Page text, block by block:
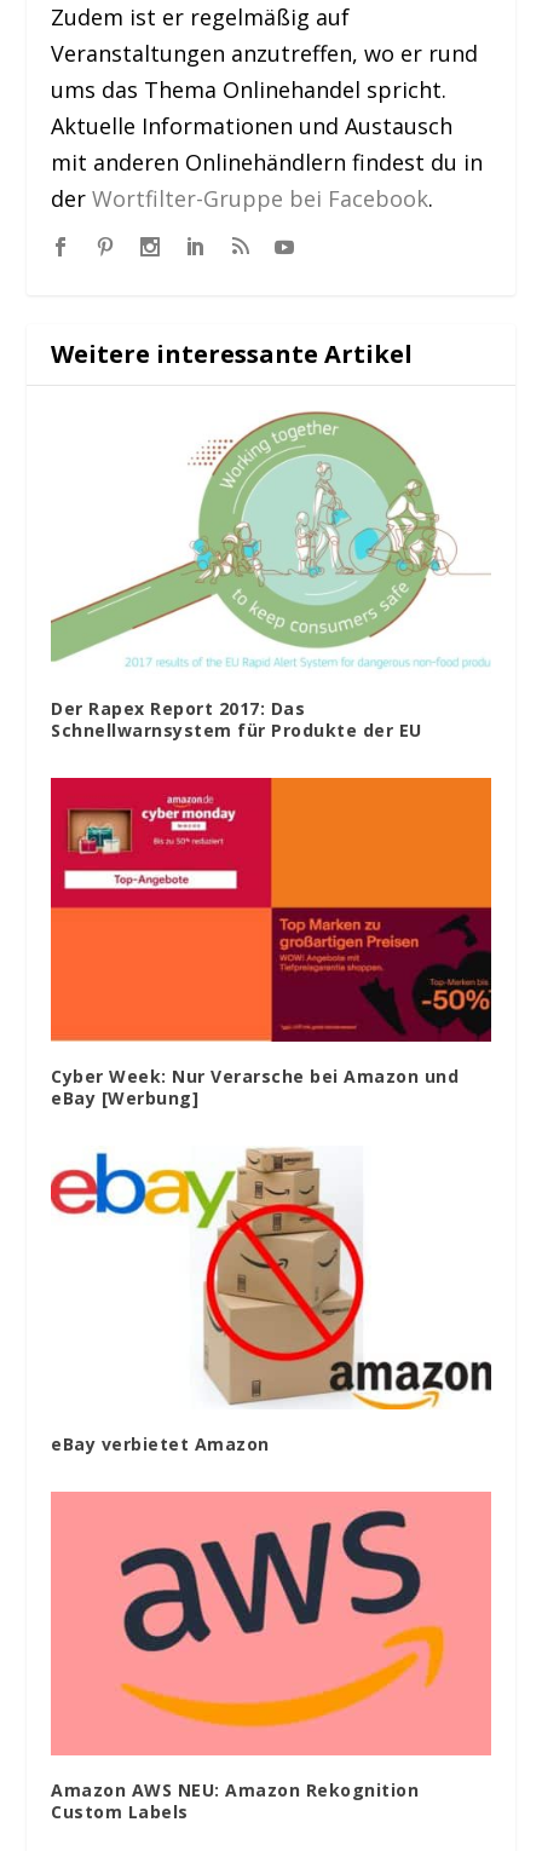
Zudem ist er regelmäßig auf
Veranstaltungen anzutreffen, wo er rund
ums das Thema Onlinehandel spricht.
Aktuelle Informationen und Austausch
mit anderen Onlinehändlern findest du in
derWortfilter-Gruppe bei Facebook.
Weitere interessante Artikel
Der Rapex Report 2017: Das
Schnellwarnsystem für Produkte der EU
Cyber Week: Nur Verarsche bei Amazon und
eBay [Werbung]
eBay verbietet Amazon
Amazon AWS NEU: Amazon Rekognition
Custom Labels